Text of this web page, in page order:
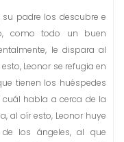
padre los descubre e
como todo un buen
le dispara al
Leonor se refugia en
tienen los huéspedes
cuál habla a cerca de la
al oír esto, Leonor huye
los ángeles, al que